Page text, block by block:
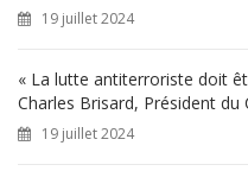
19 juillet 2024
« La lutte antiterroriste doit
Charles Brisard, Président du
19 juillet 2024